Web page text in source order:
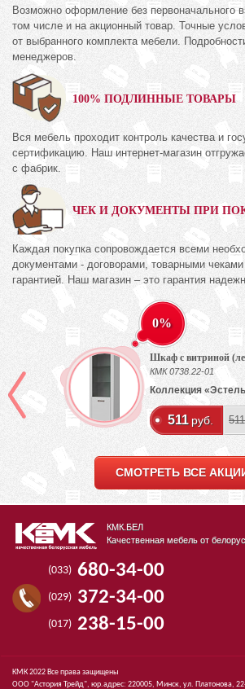
Возможно оформление без первоначального
том числе и на акционный товар. Точные
от выбранного комплекта мебели.
менеджеров.
100% ПОДЛИННЫЕ ТОВАРЫ
Вся мебель проходит контроль качества и
сертификацию. Наш интернет-магазин
с фабрик.
ЧЕК И ДОКУМЕНТЫ ПРИ
Каждая покупка сопровождается всеми
документами - договорами, товарными
гарантией. Наш магазин – это гарантия
0%
Шкаф с витриной
КМК 0738.22-01
Коллекция
511 руб. 511
СМОТРЕТЬ ВСЕ
КМК.БЕЛ
Качественная мебель от
(033) 680-34-00
(029) 372-34-00
(017) 238-15-00
КМК 2022 Все права защищены
ООО "Астория Трейд", юр.адрес: 220005, Минск, ул. Платонова, 22-